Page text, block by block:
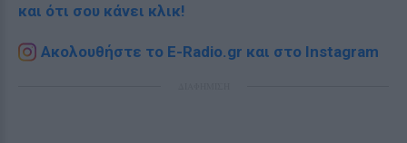
και ότι σου κάνει κλικ!
Ακολουθήστε το E-Radio.gr και στο Instagram